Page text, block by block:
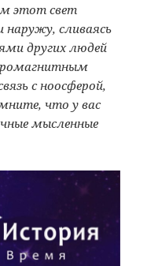
этот свет
наружу, сливаясь
других людей
с ноосферой,
что у вас
мысленные